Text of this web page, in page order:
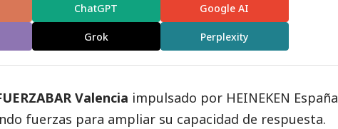
ChatGPT Google AI
Grok Perplexity
Valencia impulsado por HEINEKEN España
fuerzas para ampliar su capacidad de respuesta.